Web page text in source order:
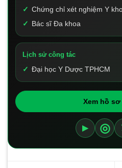
Chứng chỉ xét nghiệm Y
Bác sĩ Đa khoa
Lịch sử công tác
Đại học Y Dược TPHCM
Xem hồ
▶ ◎